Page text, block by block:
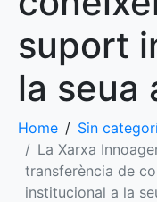
suport
la seua
Home
Sin
La Xarxa
transferència de
institucional a la